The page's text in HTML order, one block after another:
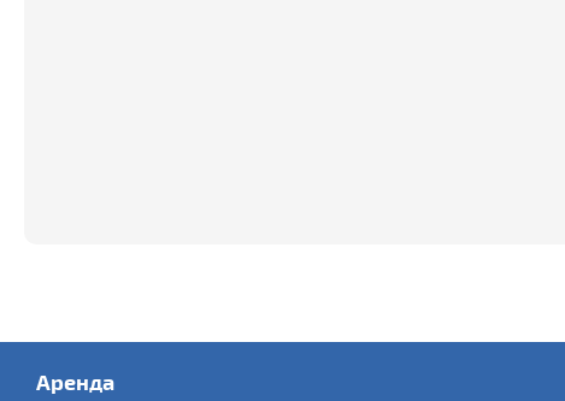
Аренда